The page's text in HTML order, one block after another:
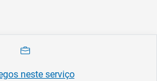
neste serviço